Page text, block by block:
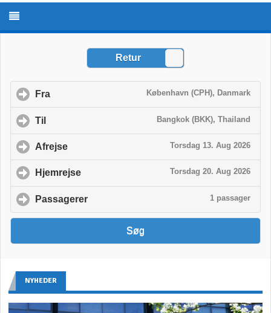
NYHEDER